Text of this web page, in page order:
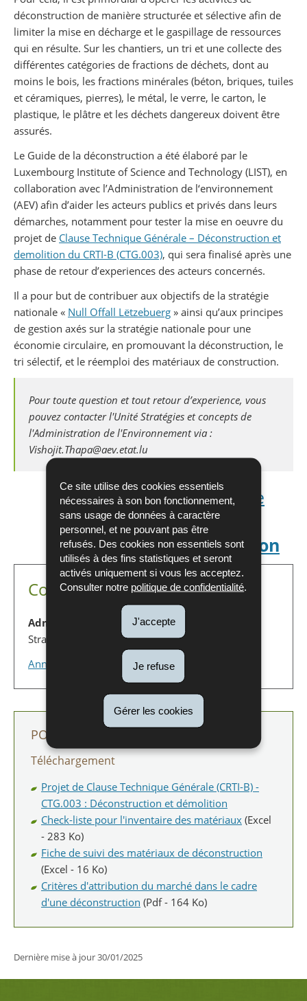
Ce site utilise des cookies essentiels
nécessaires à son bon fonctionnement,
sans usage de données à caractère
personnel, et ne pouvant pas être
refusés. Des cookies non essentiels sont
utilisés à des fins statistiques et seront
activés uniquement si vous les acceptez.
Consulter notre politique de confidentialité.
J'accepte
Je refuse
Gérer les cookies
déconstruction de manière structurée et sélective afin de
limiter la mise en décharge et le gaspillage de ressources
qui en résulte. Sur les chantiers, un tri et une collecte des
différentes catégories de fractions de déchets, dont au
moins le bois, les fractions minérales (béton, briques, tuiles
et céramiques, pierres), le métal, le verre, le carton, le
plastique, le plâtre et les déchets dangereux doivent être
assurés.
Le Guide de la déconstruction a été élaboré par le
Luxembourg Institute of Science and Technology (LIST), en
collaboration avec l’Administration de l‘environnement
(AEV) afin d’aider les acteurs publics et privés dans leurs
démarches, notamment pour tester la mise en oeuvre du
projet de Clause Technique Générale – Déconstruction et
demolition du CRTI-B (CTG.003), qui sera finalisé après une
phase de retour d’experiences des acteurs concernés.
Il a pour but de contribuer aux objectifs de la stratégie
nationale « Null Offall Lëtzebuerg » ainsi qu’aux principes
de gestion axés sur la stratégie nationale pour une
économie circulaire, en promouvant la déconstruction, le
tri sélectif, et le réemploi des matériaux de construction.
Pour toute question et tout retour d’experience, vous
pouvez contacter l'Unité Stratégies et concepts de
l'Administration de l'Environnement via :
Vishojit.Thapa@aev.etat.lu
Téléchargez le
Guide de la
déconstruction
Contact
Administration de l'environnement
Stratégies et concepts
Annuaire complet
POUR EN SAVOIR PLUS
Téléchargement
Projet de Clause Technique Générale (CRTI-B) -
CTG.003 : Déconstruction et démolition
Check-liste pour l'inventaire des matériaux (Excel
- 283 Ko)
Fiche de suivi des matériaux de déconstruction
(Excel - 16 Ko)
Critères d'attribution du marché dans le cadre
d'une déconstruction (Pdf - 164 Ko)
Dernière mise à jour30/01/2025